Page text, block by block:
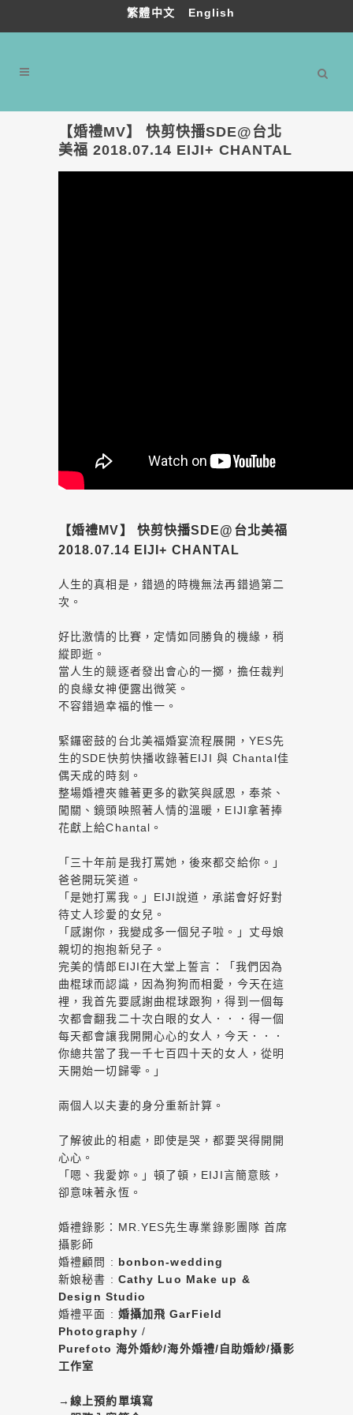
繁體中文 English
【婚禮MV】 快剪快播SDE@台北
美福 2018.07.14 EIJI+ CHANTAL
【婚禮MV】 快剪快播SDE@台北美福
2018.07.14 EIJI+ CHANTAL
人生的真相是，錯過的時機無法再錯過第二
次。
好比激情的比賽，定情如同勝負的機緣，稍
縱即逝。
當人生的競逐者發出會心的一擲，擔任裁判
的良緣女神便露出微笑。
不容錯過幸福的惟一。
緊鑼密鼓的台北美福婚宴流程展開，YES先
生的SDE快剪快播收錄著EIJI 與 Chantal佳
偶天成的時刻。
整場婚禮夾雜著更多的歡笑與感恩，奉茶、
闖關、鏡頭映照著人情的溫暖，EIJI拿著捧
花獻上給Chantal。
「三十年前是我打罵她，後來都交給你。」
爸爸開玩笑道。
「是她打罵我。」EIJI說道，承諾會好好對
待丈人珍愛的女兒。
「感謝你，我變成多一個兒子啦。」丈母娘
親切的抱抱新兒子。
完美的情郎EIJI在大堂上誓言：「我們因為
曲棍球而認識，因為狗狗而相愛，今天在這
裡，我首先要感謝曲棍球跟狗，得到一個每
次都會翻我二十次白眼的女人．．．得一個
每天都會讓我開開心心的女人，今天．．．
你總共當了我一千七百四十天的女人，從明
天開始一切歸零。」
兩個人以夫妻的身分重新計算。
了解彼此的相處，即使是哭，都要哭得開開
心心。
「嗯、我愛妳。」頓了頓，EIJI言簡意賅，
卻意味著永恆。
婚禮錄影：MR.YES先生專業錄影團隊 首席
攝影師
婚禮顧問 : bonbon-wedding
新娘秘書 : Cathy Luo Make up &
Design Studio
婚禮平面 : 婚攝加飛 GarField
Photography /
Purefoto 海外婚紗/海外婚禮/自助婚紗/攝影
工作室
→線上預約單填寫